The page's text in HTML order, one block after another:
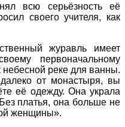
всю серьёзность её
своего учителя, как
журавль имеет
первоначальному
небесной реке для ванны.
от монастыря, вы
её одежду. Она украла
платья, она больше не
женщины».